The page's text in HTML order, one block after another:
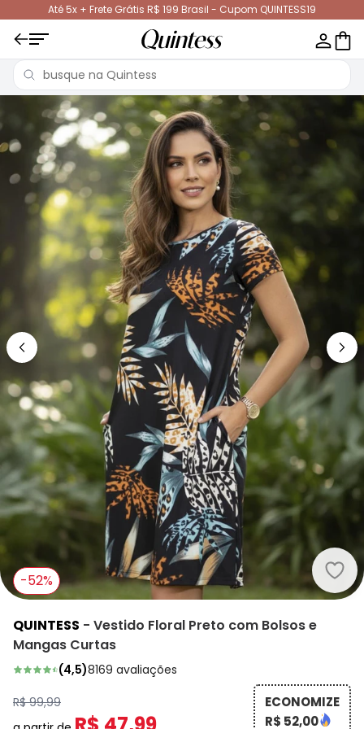
Até 5x + Frete Grátis R$ 199 Brasil - Cupom QUINTESS19
-52%
QUINTESS - Vestido Floral Preto com Bolsos e
Mangas Curtas
(4,5)8169 avaliações
R$ 99,99
ECONOMIZE
R$ 52,00